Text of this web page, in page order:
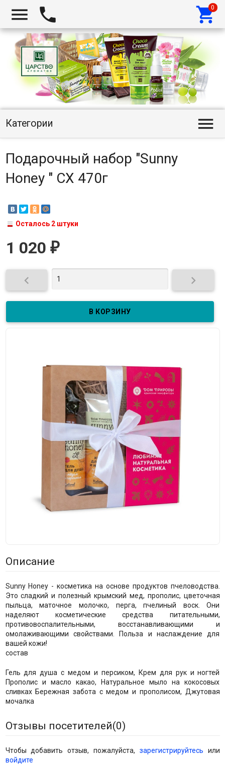
  
Категории 
Подарочный набор "Sunny
Honey " CX 470г
Осталось 2 штуки
1 020 ₽
 
Описание
Sunny Honey - косметика на основе продуктов пчеловодства.
Это сладкий и полезный крымский мед, прополис, цветочная
пыльца, маточное молочко, перга, пчелиный воск. Они
наделяют косметические средства питательными,
противовоспалительными, восстанавливающими и
омолаживающими свойствами. Польза и наслаждение для
вашей кожи!
состав
Гель для душа с медом и персиком, Крем для рук и ногтей
Прополис и масло какао, Натуральное мыло на кокосовых
сливках Бережная забота с медом и прополисом, Джутовая
мочалка
Отзывы посетителей(0)
Чтобы добавить отзыв, пожалуйста, зарегистрируйтесь или
войдите